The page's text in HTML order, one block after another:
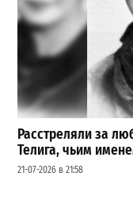
Расстреляли за
Телига, чьим
21-07-2026 в 21:58